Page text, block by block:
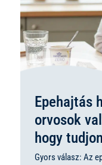
Epehajtás
orvosok
hogy tudjon
Gyors válasz: Az